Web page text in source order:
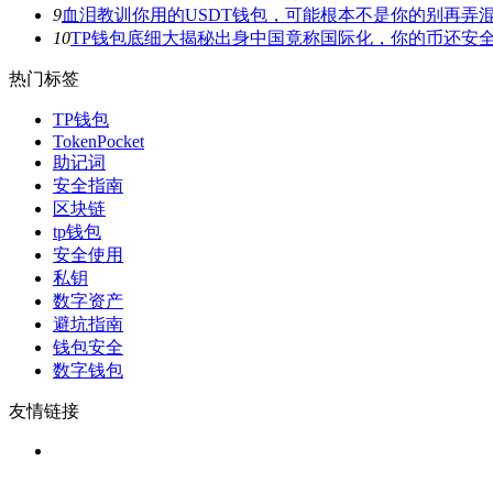
9血泪教训你用的USDT钱包，可能根本不是你的别再弄
10TP钱包底细大揭秘出身中国竟称国际化，你的币还安
热门标签
TP钱包
TokenPocket
助记词
安全指南
区块链
tp钱包
安全使用
私钥
数字资产
避坑指南
钱包安全
数字钱包
友情链接